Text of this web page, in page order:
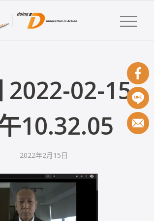
2022-02-15
10.32.05
2022年2月15日